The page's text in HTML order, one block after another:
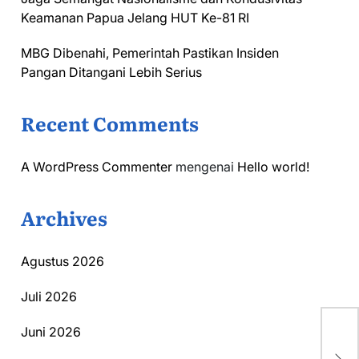
Keamanan Papua Jelang HUT Ke-81 RI
MBG Dibenahi, Pemerintah Pastikan Insiden
Pangan Ditangani Lebih Serius
Recent Comments
A WordPress Commenter mengenai Hello world!
Archives
Agustus 2026
Juli 2026
Juni 2026